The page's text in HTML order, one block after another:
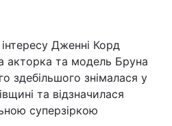
Дженні Корд
акторка та модель Бруна
здебільшого знімалася у
та відзначилася
суперзіркою